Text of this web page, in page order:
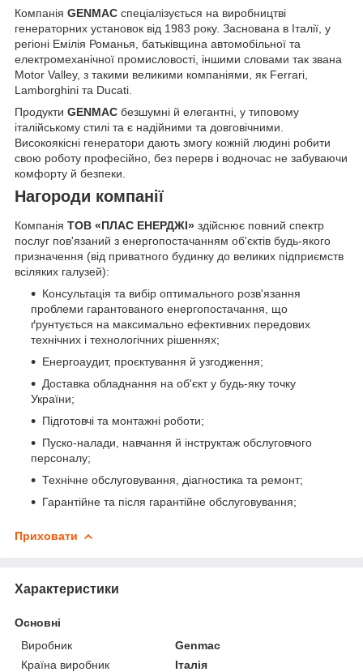
Компанія GENMAC спеціалізується на виробництві
генераторних установок від 1983 року. Заснована в Італії, у
регіоні Емілія Романья, батьківщина автомобільної та
електромеханічної промисловості, іншими словами так звана
Motor Valley, з такими великими компаніями, як Ferrari,
Lamborghini та Ducati.
Продукти GENMAC безшумні й елегантні, у типовому
італійському стилі та є надійними та довговічними.
Високоякісні генератори дають змогу кожній людині робити
свою роботу професійно, без перерв і водночас не забуваючи
комфорту й безпеки.
Нагороди компанії
Компанія ТОВ «ПЛАС ЕНЕРДЖІ» здійснює повний спектр
послуг пов'язаний з енергопостачанням об'єктів будь-якого
призначення (від приватного будинку до великих підприємств
всіляких галузей):
Консультація та вибір оптимального розв'язання
проблеми гарантованого енергопостачання, що
ґрунтується на максимально ефективних передових
технічних і технологічних рішеннях;
Енергоаудит, проєктування й узгодження;
Доставка обладнання на об'єкт у будь-яку точку
України;
Підготовчі та монтажні роботи;
Пуско-налади, навчання й інструктаж обслуговчого
персоналу;
Технічне обслуговування, діагностика та ремонт;
Гарантійне та після гарантійне обслуговування;
Приховати
Характеристики
Основні
Виробник
Genmac
Країна виробник
Італія